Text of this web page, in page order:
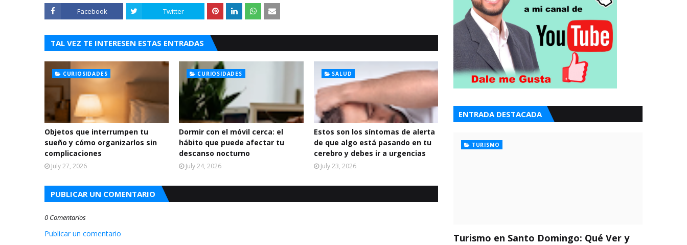
Facebook Twitter
TAL VEZ TE INTERESEN ESTAS ENTRADAS
CURIOSIDADES
Objetos que interrumpen tu
sueño y cómo organizarlos sin
complicaciones
July 27, 2026
CURIOSIDADES
Dormir con el móvil cerca: el
hábito que puede afectar tu
descanso nocturno
July 24, 2026
SALUD
Estos son los síntomas de alerta
de que algo está pasando en tu
cerebro y debes ir a urgencias
July 23, 2026
PUBLICAR UN COMENTARIO
0 Comentarios
Publicar un comentario
ENTRADA DESTACADA
TURISMO
Turismo en Santo Domingo: Qué Ver y